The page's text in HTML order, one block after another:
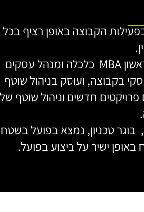
הקבוצה באופן רציף בכל
יועד רחמים, בנו של אבי רחמים, תואר ראשון MBA כלכלה ומנהל עסקים
בקבוצה, ועוסק בניהול שוטף
פרויקטים חדשים וניהול שוטף של
טכניון, נמצא בפועל בשטח
באופן ישיר על ביצוע בפועל.